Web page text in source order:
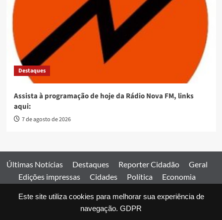
Este site utiliza cookies para melhorar sua experiência de
navegação. GDPR
Destaques
Assista à programação de hoje da Rádio Nova FM, links
aqui:
7 de agosto de 2026
Últimas Notícias Destaques Reporter Cidadão
Geral
Edições impressas
Cidades Política
Economia
Comercial
Edições impressas Expediente Home